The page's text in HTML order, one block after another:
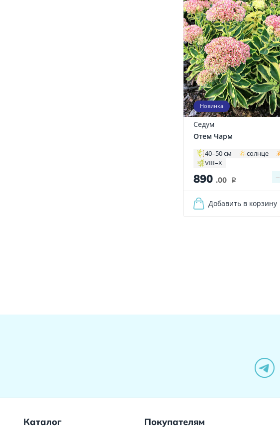
Новинка
Седум
Отем Чарм
40–50 см солнце
VIII–X
890 .00 i −
Добавить в корзину
Каталог Покупателям